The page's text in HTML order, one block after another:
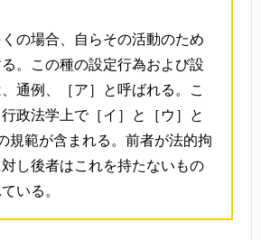
の場合、自らその活動のため
。この種の設定行為および設
通例、［ア］と呼ばれる。こ
政法学上で［イ］と［ウ］と
規範が含まれる。前者が法的拘
し後者はこれを持たないもの
いる。